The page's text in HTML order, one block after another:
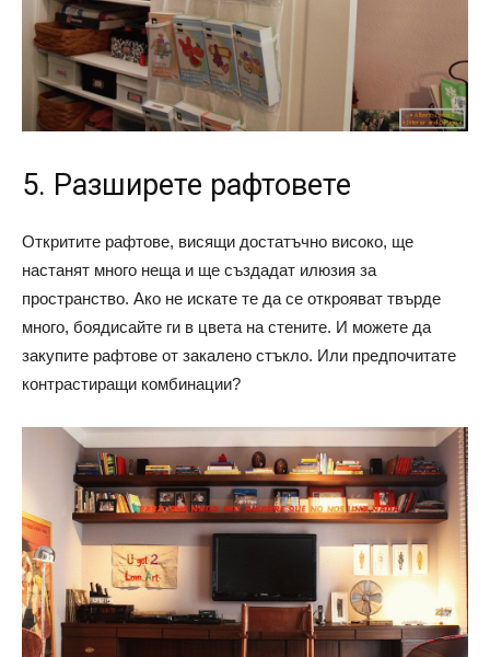
5. Разширете рафтовете
Откритите рафтове, висящи достатъчно високо, ще
настанят много неща и ще създадат илюзия за
пространство. Ако не искате те да се открояват твърде
много, боядисайте ги в цвета на стените. И можете да
закупите рафтове от закалено стъкло. Или предпочитате
контрастиращи комбинации?